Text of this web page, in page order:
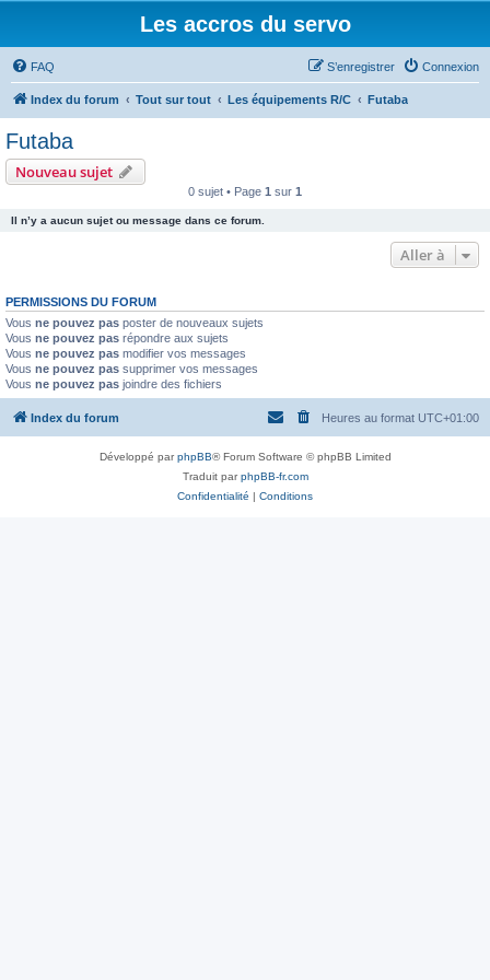
Les accros du servo
FAQ Connexion
S’enregistrer
Index du forum Tout sur tout Les équipements R/C Futaba
Futaba
Nouveau sujet
0 sujet • Page 1 sur 1
Il n’y a aucun sujet ou message dans ce forum.
Aller à
PERMISSIONS DU FORUM
Vous ne pouvez pas poster de nouveaux sujets
Vous ne pouvez pas répondre aux sujets
Vous ne pouvez pas modifier vos messages
Vous ne pouvez pas supprimer vos messages
Vous ne pouvez pas joindre des fichiers
Index du forum Heures au format UTC+01:00
Développé parphpBB® Forum Software © phpBB Limited
Traduit parphpBB-fr.com
Confidentialité | Conditions